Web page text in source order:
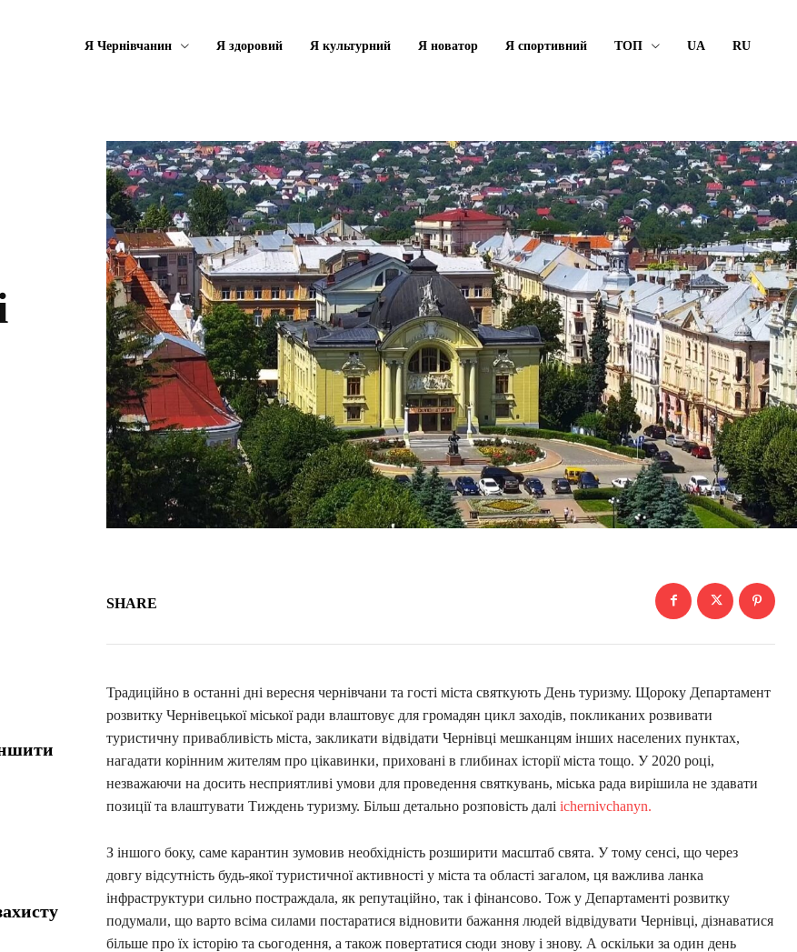
Я Чернівчанин Я здоровий Я культурний Я новатор Я спортивний ТОП UA RU
SHARE
Традиційно в останні дні вересня чернівчани та гості міста святкують День туризму. Щороку Департамент
розвитку Чернівецької міської ради влаштовує для громадян цикл заходів, покликаних розвивати
туристичну привабливість міста, закликати відвідати Чернівці мешканцям інших населених пунктах,
нагадати корінним жителям про цікавинки, приховані в глибинах історії міста тощо. У 2020 році,
незважаючи на досить несприятливі умови для проведення святкувань, міська рада вирішила не здавати
позиції та влаштувати Тиждень туризму. Більш детально розповість далі ichernivchanyn.
З іншого боку, саме карантин зумовив необхідність розширити масштаб свята. У тому сенсі, що через
довгу відсутність будь-якої туристичної активності у міста та області загалом, ця важлива ланка
інфраструктури сильно постраждала, як репутаційно, так і фінансово. Тож у Департаменті розвитку
подумали, що варто всіма силами постаратися відновити бажання людей відвідувати Чернівці, дізнаватися
більше про їх історію та сьогодення, а також повертатися сюди знову і знову. А оскільки за один день